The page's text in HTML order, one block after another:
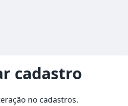
cadastro
no cadastros.